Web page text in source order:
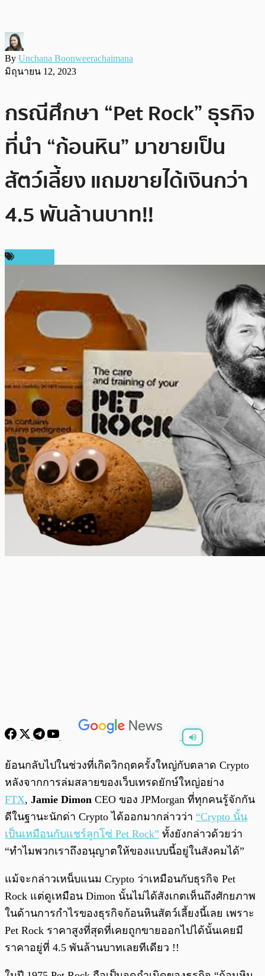
By Unchana Boonweerachaimana
มิถุนายน 12, 2023
กรณีศึกษา “Pet Rock” ธุรกิจ
ที่นำ “ก้อนหิน” มาขายเป็น
สัตว์เลี้ยง แถมขายได้เงินกว่า
4.5 พันล้านบาท!!
พร้อมเล่น
ย้อนกลับไปในช่วงที่เกิดวิกฤตครั้งใหญ่กับตลาด Crypto
หลังจากการล่มสลายของเว็บเทรดยักษ์ใหญ่อย่าง
FTX, Jamie Dimon CEO ของ JPMorgan ที่ทุกคนรู้จักกัน
ดีในฐานะนักด่า Crypto ได้ออกมากล่าวว่า “Crypto นั้น
เป็นเหมือนกับแชร์ลูกโซ่ Pet Rock” ทั้งยังกล่าวด้วยว่า
“ทำไมพวกเราถึงอนุญาตให้ของแบบนี้อยู่ในสังคมได้”
แม้จะกล่าวเหน็บแนม Crypto ว่าเหมือนกับธุรกิจ Pet
Rock แต่ดูเหมือน Dimon นั้นไม่ได้สังเกตเห็นถึงศักยภาพ
ในด้านการกำไรของธุรกิจก้อนหินสัตว์เลี้ยงนี้เลย เพราะ
Pet Rock ราคาสูงที่สุดที่เคยถูกขายออกไปได้นั้นเคยมี
ราคาอยู่ที่ 4.5 พันล้านบาทเลยทีเดียว !!